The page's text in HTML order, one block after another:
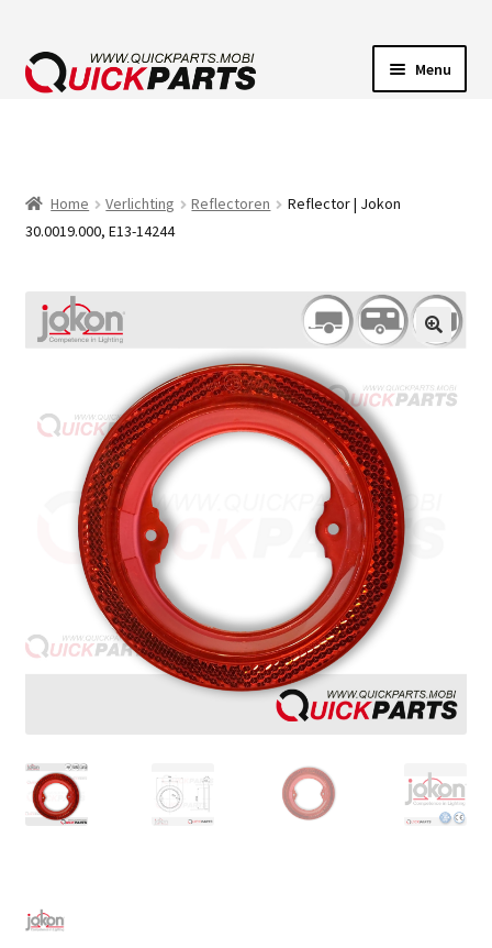
Menu
ELEKTRISCHE CONNECTOREN
Home Verlichting Reflectoren
Reflector | Jokon
30.0019.000, E13-14244